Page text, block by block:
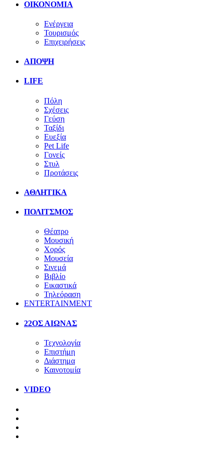
ΟΙΚΟΝΟΜΙΑ
Ενέργεια
Τουρισμός
Επιχειρήσεις
ΑΠΟΨΗ
LIFE
Πόλη
Σχέσεις
Γεύση
Ταξίδι
Ευεξία
Pet Life
Γονείς
Στυλ
Προτάσεις
ΑΘΛΗΤΙΚΑ
ΠΟΛΙΤΣΜΟΣ
Θέατρο
Μουσική
Χορός
Μουσεία
Σινεμά
Βιβλίο
Εικαστικά
Τηλεόραση
ENTERTAINMENT
22ΟΣ ΑΙΩΝΑΣ
Τεχνολογία
Επιστήμη
Διάστημα
Καινοτομία
VIDEO